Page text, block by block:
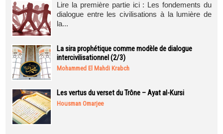
Lire la première partie ici : Les fondements du
dialogue entre les civilisations à la lumière de
la...
La sira prophétique comme modèle de dialogue
intercivilisationnel (2/3)
Mohammed El Mahdi Krabch
Les vertus du verset du Trône – Ayat al-Kursi
Housman Omarjee